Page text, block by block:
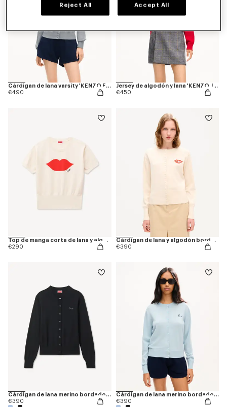
Cárdigan de lana varsity 'KENZO Eiffel Tower Design'
€490
Jersey de algodón y lana 'KENZO Jumping Tiger'
€450
Top de manga corta de lana y algodón 'KENZO Loves'
€290
Cárdigan de lana y algodón bordado 'KENZO Loves'
€390
Cárdigan de lana merino bordado 'KENZO Signature'
€390
Cárdigan de lana merino bordado 'KENZO Signature'
€390
Reject All Accept All